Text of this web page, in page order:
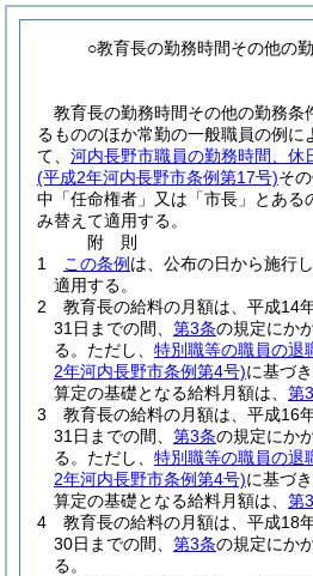
○教育長の勤務時間その他の
教育長の勤務時間その他の勤務条
るもののほか常勤の一般職員の例に
て、 河内長野市職員の勤務時間、休
(平成2年河内長野市条例第17号)そ
中「任命権者」又は「市長」とある
み替えて適用する。
附 則
1
この条例 は、公布の日から施行
適用する。
2
教育長の給料の月額は、平成14
31日までの間、 第3条の規定にか
る。 ただし、 特別職等の職員の退
2年河内長野市条例第4号)に基づ
算定の基礎となる給料月額は、 第
3
教育長の給料の月額は、平成16
31日までの間、 第3条の規定にか
る。 ただし、 特別職等の職員の退
2年河内長野市条例第4号)に基づ
算定の基礎となる給料月額は、 第
4
教育長の給料の月額は、平成18
30日までの間、 第3条の規定にか
る。